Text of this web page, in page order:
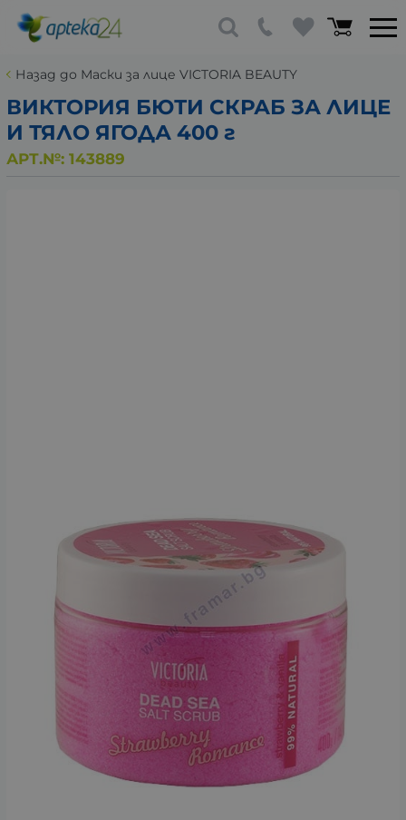
Назад до Маски за лице VICTORIA BEAUTY
ВИКТОРИЯ БЮТИ СКРАБ ЗА ЛИЦЕ
И ТЯЛО ЯГОДА 400 г
АРТ.№: 143889